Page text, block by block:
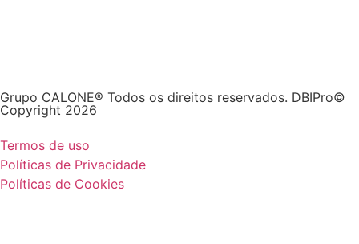
Grupo CALONE® Todos os direitos reservados. DBIPro©
Copyright 2026
Termos de uso
Políticas de Privacidade
Políticas de Cookies